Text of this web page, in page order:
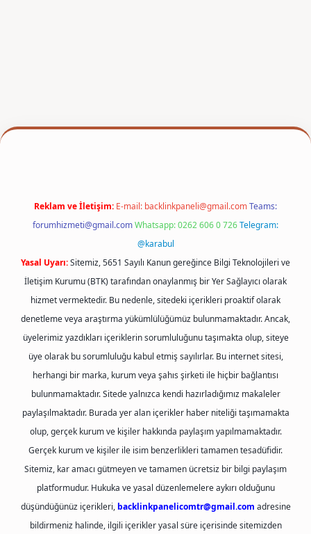
Reklam ve İletişim: E-mail: backlinkpaneli@gmail.comTeams:
forumhizmeti@gmail.comWhatsapp: 0262 606 0 726Telegram:
@karabul
Yasal Uyarı:Sitemiz, 5651 Sayılı Kanun gereğince Bilgi Teknolojileri ve
İletişim Kurumu (BTK) tarafından onaylanmış bir Yer Sağlayıcı olarak
hizmet vermektedir. Bu nedenle, sitedeki içerikleri proaktif olarak
denetleme veya araştırma yükümlülüğümüz bulunmamaktadır. Ancak,
üyelerimiz yazdıkları içeriklerin sorumluluğunu taşımakta olup, siteye
üye olarak bu sorumluluğu kabul etmiş sayılırlar. Bu internet sitesi,
herhangi bir marka, kurum veya şahıs şirketi ile hiçbir bağlantısı
bulunmamaktadır. Sitede yalnızca kendi hazırladığımız makaleler
paylaşılmaktadır. Burada yer alan içerikler haber niteliği taşımamakta
olup, gerçek kurum ve kişiler hakkında paylaşım yapılmamaktadır.
Gerçek kurum ve kişiler ile isim benzerlikleri tamamen tesadüfidir.
Sitemiz, kar amacı gütmeyen ve tamamen ücretsiz bir bilgi paylaşım
platformudur. Hukuka ve yasal düzenlemelere aykırı olduğunu
düşündüğünüz içerikleri, backlinkpanelicomtr@gmail.com adresine
bildirmeniz halinde, ilgili içerikler yasal süre içerisinde sitemizden